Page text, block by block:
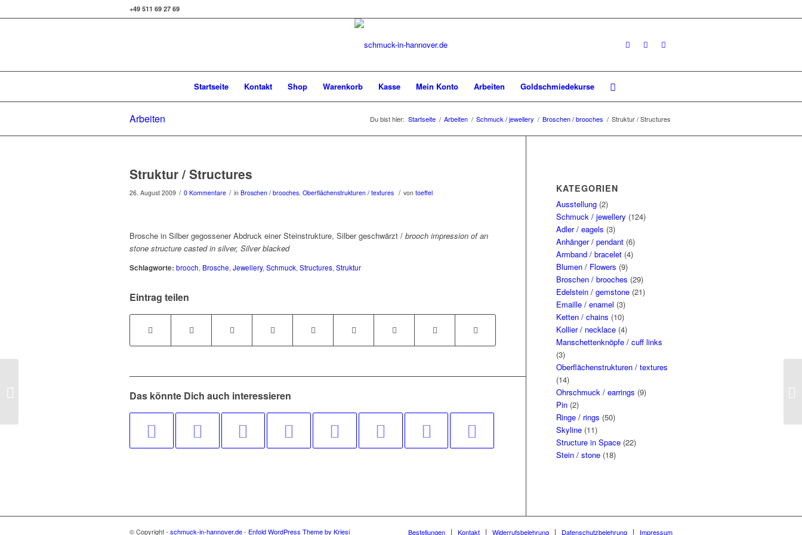
+49 511 69 27 69
Startseite Kontakt Shop Warenkorb Kasse Mein Konto Arbeiten Goldschmiedekurse
Arbeiten Du bist hier: Startseite / Arbeiten / Schmuck / jewellery / Broschen / brooches / Struktur / Structures
Struktur / Structures
26. August 2009 / 0 Kommentare / in Broschen / brooches, Oberflächenstrukturen / textures / von toeffel
Brosche in Silber gegossener Abdruck einer Steinstrukture, Silber geschwärzt / brooch impression of an
stone structure casted in silver, Silver blacked
Schlagworte: brooch, Brosche, Jewellery, Schmuck, Structures, Struktur
Eintrag teilen
Das könnte Dich auch interessieren
KATEGORIEN
Ausstellung (2)
Schmuck / jewellery (124)
Adler / eagels (3)
Anhänger / pendant (6)
Armband / bracelet (4)
Blumen / Flowers (9)
Broschen / brooches (29)
Edelstein / gemstone (21)
Emaille / enamel (3)
Ketten / chains (10)
Kollier / necklace (4)
Manschettenknöpfe / cuff links
(3)
Oberflächenstrukturen / textures
(14)
Ohrschmuck / earrings (9)
Pin (2)
Ringe / rings (50)
Skyline (11)
Structure in Space (22)
Stein / stone (18)
© Copyright - schmuck-in-hannover.de- Enfold WordPress Theme by Kriesi Bestellungen Kontakt Widerrufsbelehrung Datenschutzbelehrung Impressum